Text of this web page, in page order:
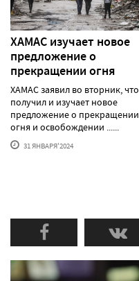
ХАМАС изучает новое
предложение о
прекращении огня
ХАМАС заявил во вторник, что
получил и изучает новое
предложение о прекращении
огня и освобождении ......
31 ЯНВАРЯ'2024